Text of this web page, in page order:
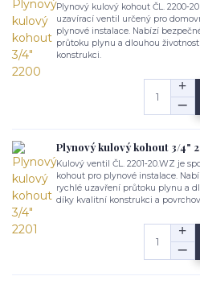
Plynový kulový kohout ČL.
uzavírací ventil určený pro
plynové instalace. Nabízí
průtoku plynu a dlouhou
konstrukci.
Plynový kulový kohout 3/4"
Kulový ventil ČL. 2201‑20.WZ je
kohout pro plynové instalace.
rychlé uzavření průtoku plynu a
díky kvalitní konstrukci a